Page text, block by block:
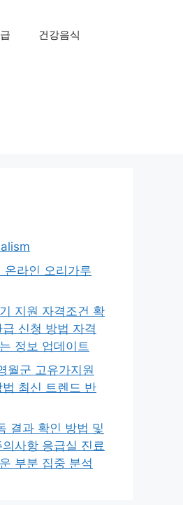
건강음식
라인 오리가루
지원 자격조건 확
신청 방법 자격
정보 업데이트
월군 고유가지원
최신 트렌드 반
결과 확인 방법 및
사항 응급실 진료
부분 집중 분석